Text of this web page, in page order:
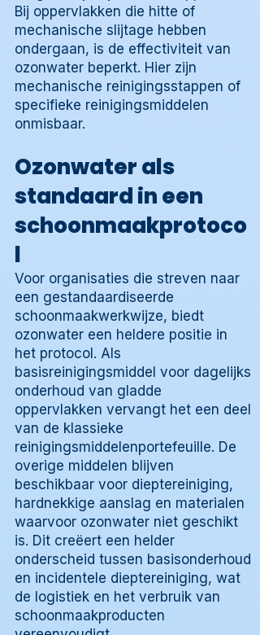
Bij oppervlakken die hitte of
mechanische slijtage hebben
ondergaan, is de effectiviteit van
ozonwater beperkt. Hier zijn
mechanische reinigingsstappen of
specifieke reinigingsmiddelen
onmisbaar.
Ozonwater als
standaard in een
schoonmaakprotoco
l
Voor organisaties die streven naar
een gestandaardiseerde
schoonmaakwerkwijze, biedt
ozonwater een heldere positie in
het protocol. Als
basisreinigingsmiddel voor dagelijks
onderhoud van gladde
oppervlakken vervangt het een deel
van de klassieke
reinigingsmiddelenportefeuille. De
overige middelen blijven
beschikbaar voor dieptereiniging,
hardnekkige aanslag en materialen
waarvoor ozonwater niet geschikt
is. Dit creëert een helder
onderscheid tussen basisonderhoud
en incidentele dieptereiniging, wat
de logistiek en het verbruik van
schoonmaakproducten